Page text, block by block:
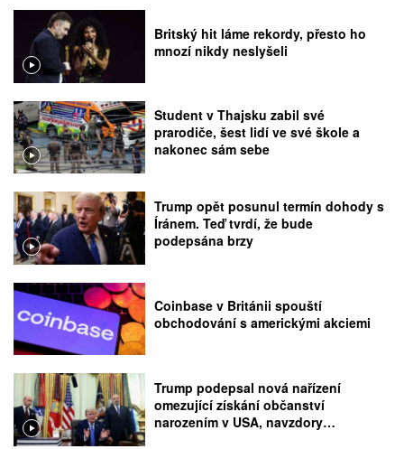
Britský hit láme rekordy, přesto ho
mnozí nikdy neslyšeli
Student v Thajsku zabil své
prarodiče, šest lidí ve své škole a
nakonec sám sebe
Trump opět posunul termín dohody s
Íránem. Teď tvrdí, že bude
podepsána brzy
Coinbase v Británii spouští
obchodování s americkými akciemi
Trump podepsal nová nařízení
omezující získání občanství
narozením v USA, navzdory